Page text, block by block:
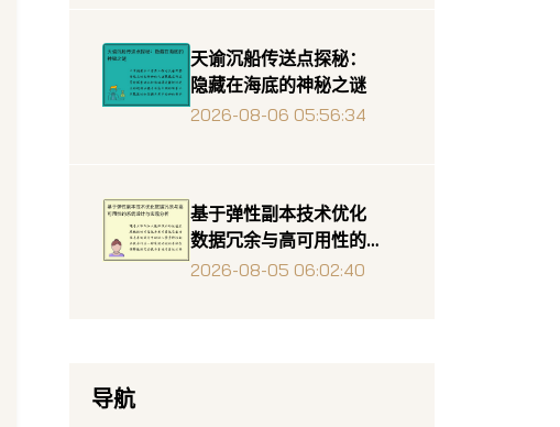
天谕沉船传送点探秘：
隐藏在海底的神秘之谜
2026-08-06 05:56:34
基于弹性副本技术优化
数据冗余与高可用性的
系统设计与实现分析
2026-08-05 06:02:40
导航